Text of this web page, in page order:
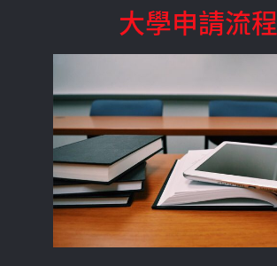
大學申請流程